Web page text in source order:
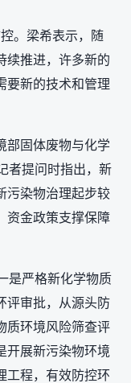
。梁希表示，随
续推进，许多新的
要新的技术和管理
部固体废物与化学
者提问时指出，新
污染物治理起步较
资金政策支撑保障
是严格新化学物质
评审批，从源头防
质环境风险筛查评
开展新污染物环境
工程，有效防控环